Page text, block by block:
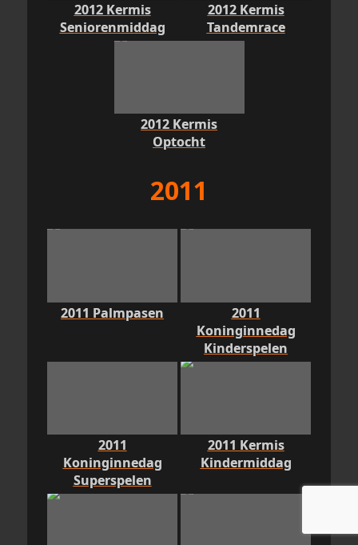
2012 Kermis
Seniorenmiddag
2012 Kermis
Tandemrace
2012 Kermis
Optocht
2011
2011 Palmpasen
2011
Koninginnedag
Kinderspelen
2011
Koninginnedag
Superspelen
2011 Kermis
Kindermiddag